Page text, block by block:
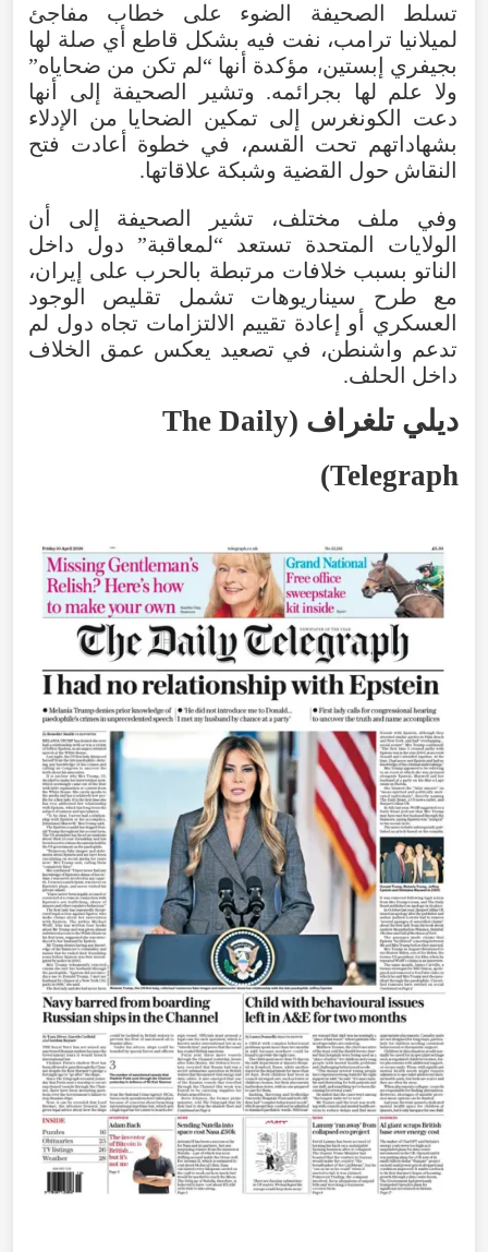
تسلط الصحيفة الضوء على خطاب
مفاجئ
لميلانيا ترامب، نفت فيه بشكل قاطع أي صلة لها
بجيفري
إبستين، مؤكدة أنها “لم تكن من ضحاياه”
ولا
علم لها بجرائمه. وتشير الصحيفة إلى
أنها
دعت
الكونغرس إلى تمكين الضحايا من
الإدلاء
بشهاداتهم تحت القسم، في خطوة أعادت فتح
النقاش حول القضية وشبكة علاقاتها.
وفي
ملف مختلف، تشير الصحيفة إلى
أن
الولايات
المتحدة تستعد “لمعاقبة” دول
داخل
الناتو بسبب خلافات مرتبطة بالحرب على إيران،
مع
طرح سيناريوهات تشمل تقليص
الوجود
العسكري
أو إعادة تقييم الالتزامات تجاه دول لم
تدعم واشنطن، في تصعيد يعكس عمق
الخلاف
داخل الحلف.
ديلي تلغراف (
The Daily
Telegraph
)